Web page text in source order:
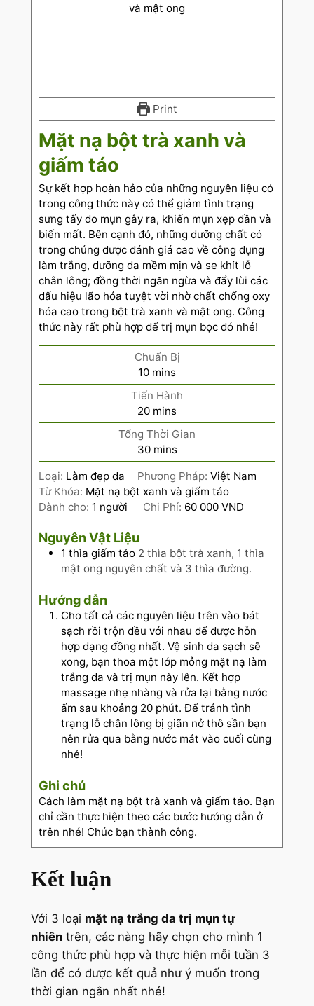
Print
Mặt nạ bột trà xanh và
giấm táo
Sự kết hợp hoàn hảo của những nguyên liệu có
trong công thức này có thể giảm tình trạng
sưng tấy do mụn gây ra, khiến mụn xẹp dần và
biến mất. Bên cạnh đó, những dưỡng chất có
trong chúng được đánh giá cao về công dụng
làm trắng, dưỡng da mềm mịn và se khít lỗ
chân lông; đồng thời ngăn ngừa và đẩy lùi các
dấu hiệu lão hóa tuyệt vời nhờ chất chống oxy
hóa cao trong bột trà xanh và mật ong. Công
thức này rất phù hợp để trị mụn bọc đó nhé!
Chuẩn Bị
10 mins
Tiến Hành
20 mins
Tổng Thời Gian
30 mins
Loại: Làm đẹp da Phương Pháp: Việt Nam
Từ Khóa: Mặt nạ bột xanh và giấm táo
Dành cho: 1 người Chi Phí: 60 000 VND
Nguyên Vật Liệu
1 thìa giấm táo 2 thìa bột trà xanh, 1 thìa
mật ong nguyên chất và 3 thìa đường.
Hướng dẫn
Cho tất cả các nguyên liệu trên vào bát
sạch rồi trộn đều với nhau để được hỗn
hợp dạng đồng nhất. Vệ sinh da sạch sẽ
xong, bạn thoa một lớp mỏng mặt nạ làm
trắng da và trị mụn này lên. Kết hợp
massage nhẹ nhàng và rửa lại bằng nước
ấm sau khoảng 20 phút. Để tránh tình
trạng lỗ chân lông bị giãn nở thô sần bạn
nên rửa qua bằng nước mát vào cuối cùng
nhé!
Ghi chú
Cách làm mặt nạ bột trà xanh và giấm táo. Bạn
chỉ cần thực hiện theo các bước hướng dẫn ở
trên nhé! Chúc bạn thành công.
Kết luận
Với 3 loại mặt nạ trắng da trị mụn tự
nhiêntrên, các nàng hãy chọn cho mình 1
công thức phù hợp và thực hiện mỗi tuần 3
lần để có được kết quả như ý muốn trong
thời gian ngắn nhất nhé!